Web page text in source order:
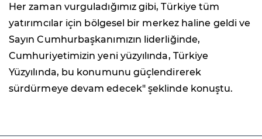
Her zaman vurguladığımız gibi, Türkiye tüm
yatırımcılar için bölgesel bir merkez haline geldi ve
Sayın Cumhurbaşkanımızın liderliğinde,
Cumhuriyetimizin yeni yüzyılında, Türkiye
Yüzyılında, bu konumunu güçlendirerek
sürdürmeye devam edecek" şeklinde konuştu.